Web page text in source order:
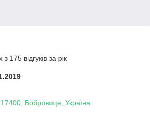
175 відгуків за рік
Бобровиця, Україна